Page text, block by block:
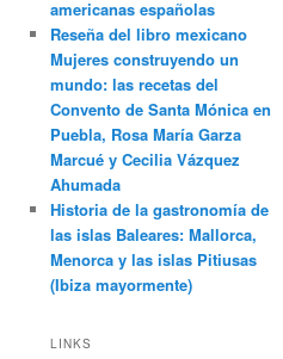
americanas españolas
Reseña del libro mexicano
Mujeres construyendo un
mundo: las recetas del
Convento de Santa Mónica en
Puebla, Rosa María Garza
Marcué y Cecilia Vázquez
Ahumada
Historia de la gastronomía de
las islas Baleares: Mallorca,
Menorca y las islas Pitiusas
(Ibiza mayormente)
LINKS